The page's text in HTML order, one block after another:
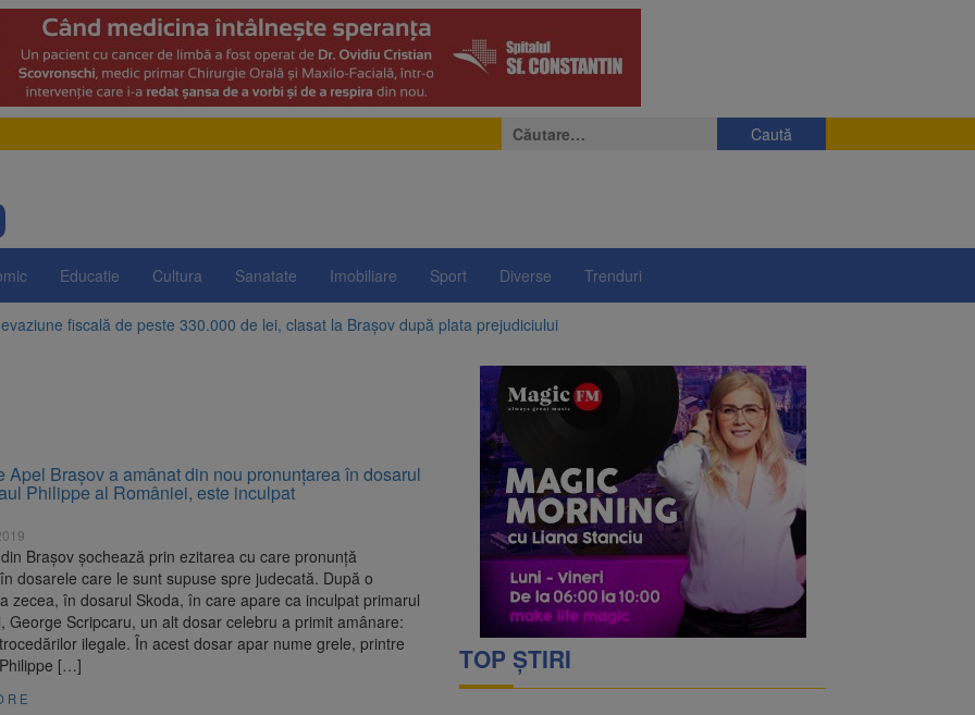
Caută
după:
Educatie Cultura Sanatate Imobiliare Sport Diverse Trenduri
fiscală de peste 330.000 de lei, clasat la Brașov după plata prejudiciului
Brașov amenință cu sistarea plăților către Brai-Cata și Comprest. Motivul: platforme de gunoi
Belvedere de pe Tâmpa intră în renovare. Contract de peste 1 milion de lei și termen de trei
cele mai mari parcuri ale Brașovului va fi amenajat în Bartolomeu-Avantgarden. Contractul a
pe DN1E Brașov – Poiana Brașov după un accident. Două persoane primesc îngrijiri
Apel Braşov a amânat din nou pronunţarea în dosarul
Philippe al României, este inculpat
Braşov şochează prin ezitarea cu care pronunţă
dosarele care le sunt supuse spre judecată. După o
zecea, în dosarul Skoda, în care apare ca inculpat primarul
George Scripcaru, un alt dosar celebru a primit amânare:
ilegale. În acest dosar apar nume grele, printre
[…]
TOP ȘTIRI